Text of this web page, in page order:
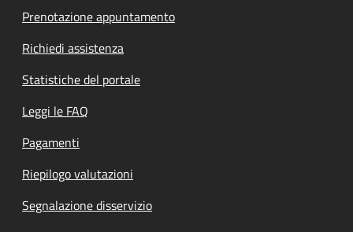
Prenotazione appuntamento
Richiedi assistenza
Statistiche del portale
Leggi le FAQ
Pagamenti
Riepilogo valutazioni
Segnalazione disservizio